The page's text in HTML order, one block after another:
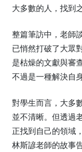
大多數的人，找到
整篇筆訪中，老師
已悄然打破了大眾
是枯燥的文獻與審
不過是一種解決自
對學生而言，大多
並不清晰。但透過
正找到自己的領域
林斯諺老師的故事